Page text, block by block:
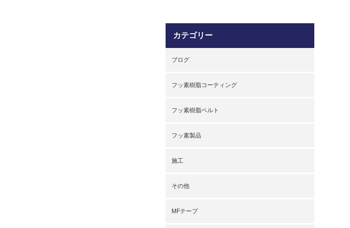
カテゴリー
ブログ
フッ素樹脂コーティング
フッ素樹脂ベルト
フッ素製品
施工
その他
MFテープ